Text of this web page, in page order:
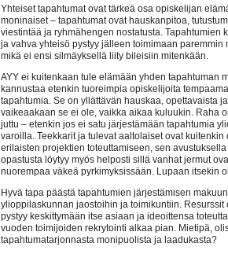
Yhteiset tapahtumat ovat tärkeä osa opiskelijan
moninaiset – tapahtumat ovat hauskanpitoa,
viestintää ja ryhmähengen nostatusta. Tapahtumien
ja vahva yhteisö pystyy jälleen toimimaan paremmin
mikä ei ensi silmäyksellä liity bileisiin mitenkään.
AYY ei kuitenkaan tule elämään yhden tapahtuman
kannustaa etenkin tuoreimpia opiskelijoita
tapahtumia. Se on yllättävän hauskaa, opettavaista
vaikeaakaan se ei ole, vaikka aikaa kuluukin. Raha
juttu – etenkin jos ei satu järjestämään tapahtumia
varoilla. Teekkarit ja tulevat aaltolaiset ovat kuitenkin
erilaisten projektien toteuttamiseen, sen
opastusta löytyy myös helposti sillä vanhat jermut
nuorempaa väkeä pyrkimyksissään. Lupaan itsekin
Hyvä tapa päästä tapahtumien järjestämisen
ylioppilaskunnan jaostoihin ja toimikuntiin. Resurssit
pystyy keskittymään itse asiaan ja ideoittensa
vuoden toimijoiden rekrytointi alkaa pian. Mietipä,
tapahtumatarjonnasta monipuolista ja laadukasta?